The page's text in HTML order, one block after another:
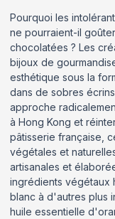
Pourquoi les
ne pourraient-il
chocolatées ? Les
bijoux de
esthétique sous la
dans de sobres
approche
à Hong Kong et
pâtisserie française,
végétales et
artisanales et
ingrédients végétaux
blanc à d'autres plus
huile essentielle